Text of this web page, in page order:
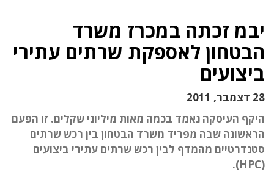
יבמ זכתה במכרז משרד
הבטחון לאספקת שרתים עתירי
ביצועים
28 דצמבר, 2011
היקף העיסקה נאמד בכמה מאות מיליוני שקלים. זו הפעם
הראשונה שבה מפריד משרד הבטחון בין רכש שרתים
סטנדרטיים מהמדף לבין רכש שרתים עתירי ביצועים
(HPC).